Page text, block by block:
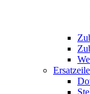
Ersatzeile